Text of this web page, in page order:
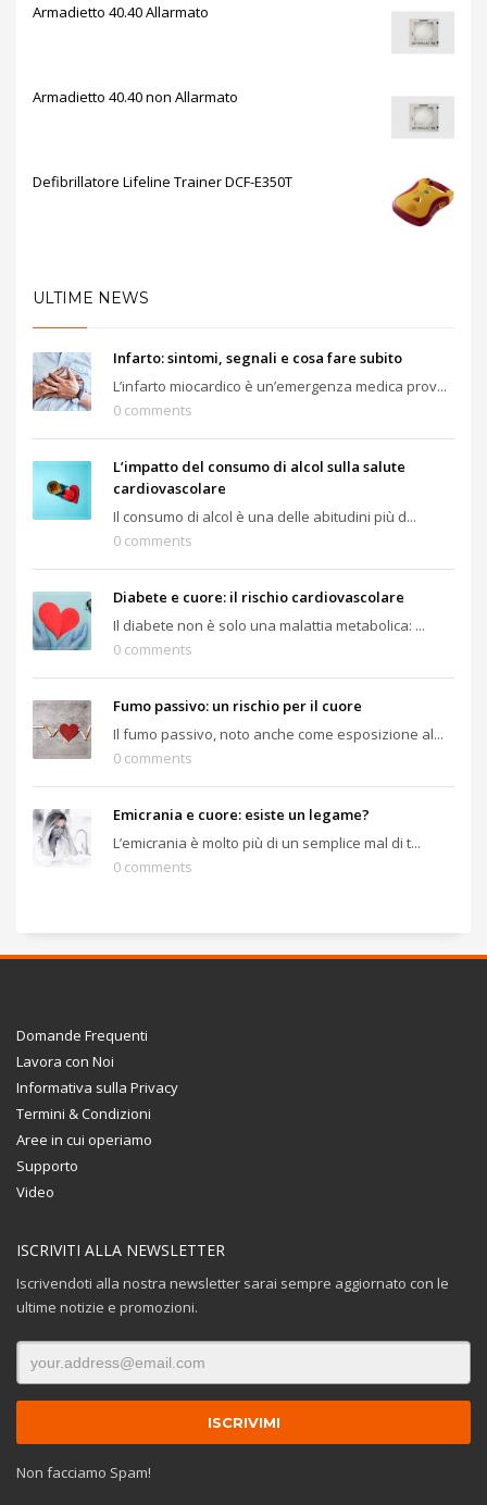
Armadietto 40.40 Allarmato
Armadietto 40.40 non Allarmato
Defibrillatore Lifeline Trainer DCF-E350T
ULTIME NEWS
Infarto: sintomi, segnali e cosa fare subito
L’infarto miocardico è un’emergenza medica prov...
0 comments
L’impatto del consumo di alcol sulla salute
cardiovascolare
Il consumo di alcol è una delle abitudini più d...
0 comments
Diabete e cuore: il rischio cardiovascolare
Il diabete non è solo una malattia metabolica: ...
0 comments
Fumo passivo: un rischio per il cuore
Il fumo passivo, noto anche come esposizione al...
0 comments
Emicrania e cuore: esiste un legame?
L’emicrania è molto più di un semplice mal di t...
0 comments
Domande Frequenti
Lavora con Noi
Informativa sulla Privacy
Termini & Condizioni
Aree in cui operiamo
Supporto
Video
ISCRIVITI ALLA NEWSLETTER
Iscrivendoti alla nostra newsletter sarai sempre aggiornato con le
ultime notizie e promozioni.
Non facciamo Spam!